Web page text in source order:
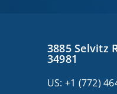
3885 Selvitz
34981
US: +1 (772)